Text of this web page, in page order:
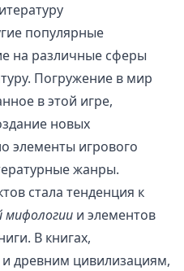
популярные
на различные сферы
Погружение в мир
в этой игре,
новых
элементы игрового
жанры.
стала тенденция к
мифологии и элементов
В книгах,
древним цивилизациям,